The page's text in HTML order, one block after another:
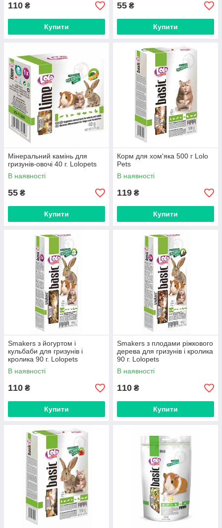
110 ₴
Купити
55 ₴
Купити
Мінеральний камінь для
гризунів-овочі 40 г. Lolopets
В наявності
55 ₴
Купити
Корм для хом'яка 500 г Lolo
Pets
В наявності
119 ₴
Купити
Smakers з йогуртом і
кульбаби для гризунів і
кролика 90 г. Lolopets
В наявності
110 ₴
Купити
Smakers з плодами ріжкового
дерева для гризунів і кролика
90 г. Lolopets
В наявності
110 ₴
Купити